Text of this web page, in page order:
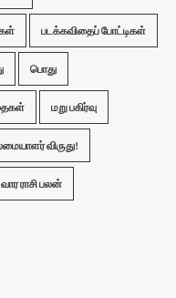
படக்கவிதைப் போட்டிகள்
பொது
மறு பகிர்வு
விருது!
வார ராசி பலன்